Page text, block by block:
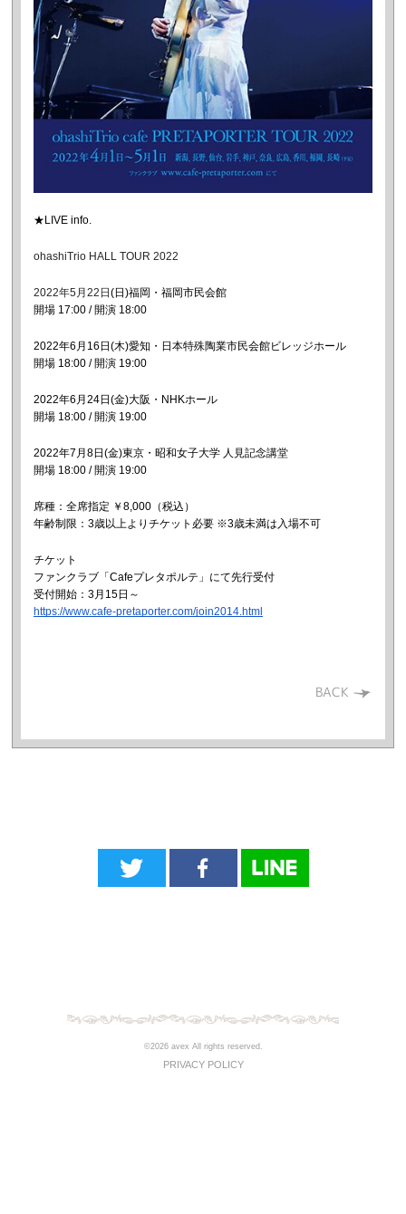
★LIVE info.
ohashiTrio HALL TOUR 2022
2022年5月22日 (日)福岡・福岡市民会館
開場 17:00 / 開演 18:00
2022年6月16日 (木)愛知・日本特殊陶業市民会館ビレッジホール
開場 18:00 / 開演 19:00
2022年6月24日(金)大阪・NHKホール
開場 18:00 / 開演 19:00
2022年7月8日(金)東京・昭和女子大学 人見記念講堂
開場 18:00 / 開演 19:00
席種：全席指定 ￥8,000（税込）
年齢制限：3歳以上よりチケット必要 ※3歳未満は入場不可
チケット
ファンクラブ「Cafeプレタポルテ」にて先行受付
受付開始：3月15日～
https://www.cafe-pretaporter.com/join2014.html
BACK
©2026 avex All rights reserved.
PRIVACY POLICY